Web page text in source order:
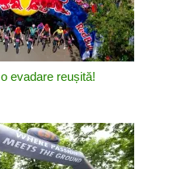
evadare reușită!